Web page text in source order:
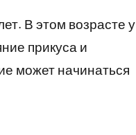
В этом возрасте у
прикуса и
может начинаться